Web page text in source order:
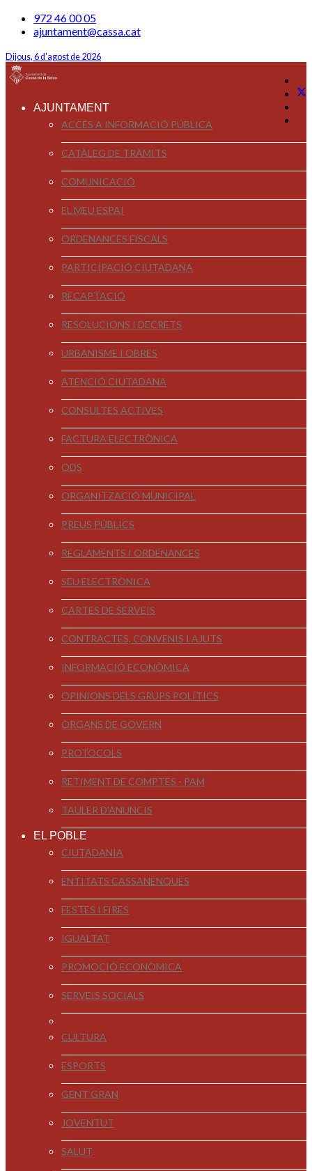
972 46 00 05
ajuntament@cassa.cat
Dijous, 6 d'agost de 2026
AJUNTAMENT
ACCÉS A INFORMACIÓ PÚBLICA
CATÀLEG DE TRÀMITS
COMUNICACIÓ
EL MEU ESPAI
ORDENANCES FISCALS
PARTICIPACIÓ CIUTADANA
RECAPTACIÓ
RESOLUCIONS I DECRETS
URBANISME I OBRES
ATENCIÓ CIUTADANA
CONSULTES ACTIVES
FACTURA ELECTRÒNICA
ODS
ORGANITZACIÓ MUNICIPAL
PREUS PÚBLICS
REGLAMENTS I ORDENANCES
SEU ELECTRÒNICA
CARTES DE SERVEIS
CONTRACTES, CONVENIS I AJUTS
INFORMACIÓ ECONÒMICA
OPINIONS DELS GRUPS POLÍTICS
ÒRGANS DE GOVERN
PROTOCOLS
RETIMENT DE COMPTES - PAM
TAULER D'ANUNCIS
EL POBLE
CIUTADANIA
ENTITATS CASSANENQUES
FESTES I FIRES
IGUALTAT
PROMOCIÓ ECONÒMICA
SERVEIS SOCIALS
CULTURA
ESPORTS
GENT GRAN
JOVENTUT
SALUT